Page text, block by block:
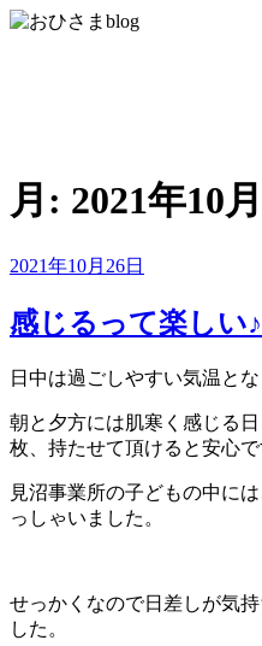
コ
キ
ッ
月: 2021年10月
投
日:
2021年10月26日
感じるって楽しい♪
日中は過ごしやすい気温とな
朝と夕方には肌寒く感じる
枚、持たせて頂けると安心で
見沼事業所の子どもの中に
っしゃいました。
せっかくなので日差しが気
した。